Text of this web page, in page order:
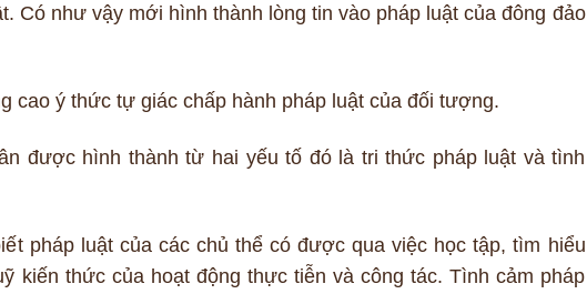
Có như vậy mới hình thành lòng tin vào pháp luật của đông đảo
cao ý thức tự giác chấp hành pháp luật của đối tượng.
được hình thành từ hai yếu tố đó là tri thức pháp luật và tình
pháp luật của các chủ thể có được qua việc học tập, tìm hiểu
kiến thức của hoạt động thực tiễn và công tác. Tình cảm pháp